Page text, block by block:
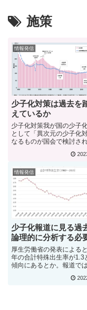
施策
情報発信
少子化対策は過去を
えているか
少子化対策我が国の少子
として「異次元の少子化対
なるものが国会で検討さ
当の拡充や学童保育等の
らしい。また、この発表に
って東京都は「18歳以下の
も1人当たりに...
情報発信
少子化報道に見る過
論理的に分析する必
厚生労働省の発表による
年の合計特殊出生率が1.3
傾向にあるとか。報道では
「諸外国と比べて少子化